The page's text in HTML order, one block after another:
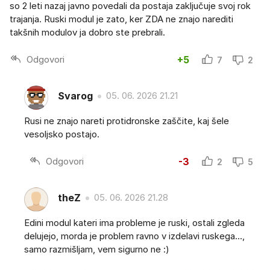
so 2 leti nazaj javno povedali da postaja zaključuje svoj rok
trajanja. Ruski modul je zato, ker ZDA ne znajo narediti
takšnih modulov ja dobro ste prebrali.
Odgovori +5 7 2
Svarog 05. 06. 2026 21.21
Rusi ne znajo nareti protidronske zaščite, kaj šele
vesoljsko postajo.
Odgovori -3 2 5
theZ 05. 06. 2026 21.28
Edini modul kateri ima probleme je ruski, ostali zgleda
delujejo, morda je problem ravno v izdelavi ruskega...,
samo razmišljam, vem sigurno ne :)